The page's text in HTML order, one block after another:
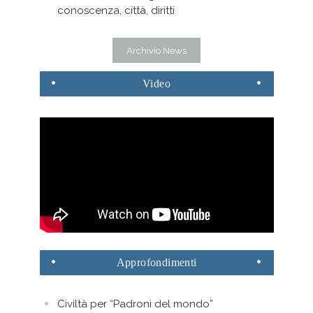
conoscenza, città, diritti
Archivio News
Video
Approfondimenti
Civiltà per “Padroni del mondo”